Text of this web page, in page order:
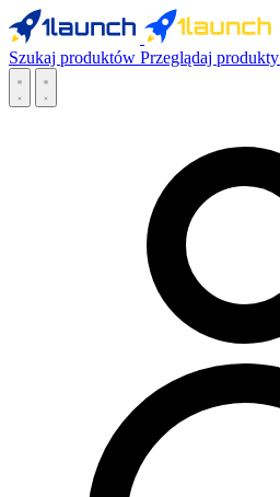
Szukaj produktów Przeglądaj produkty